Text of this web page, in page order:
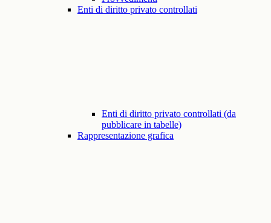
Enti di diritto privato controllati
Enti di diritto privato controllati (da
pubblicare in tabelle)
Rappresentazione grafica